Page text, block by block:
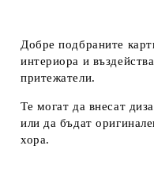
Добре подбраните
интериора и
притежатели.
Те могат да внесат
или да бъдат
хора.